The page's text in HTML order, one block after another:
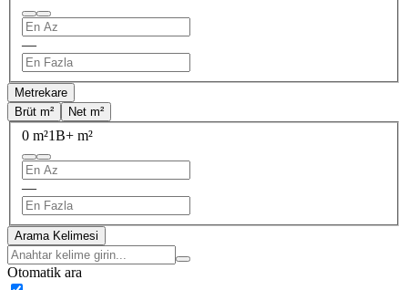
—
Metrekare
Brüt m²
Net m²
0 m²1B+ m²
—
Arama Kelimesi
Otomatik ara